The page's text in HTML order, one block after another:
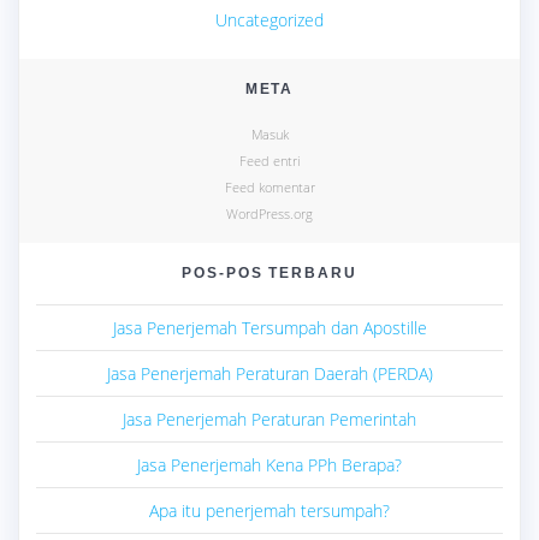
Uncategorized
META
Masuk
Feed entri
Feed komentar
WordPress.org
POS-POS TERBARU
Jasa Penerjemah Tersumpah dan Apostille
Jasa Penerjemah Peraturan Daerah (PERDA)
Jasa Penerjemah Peraturan Pemerintah
Jasa Penerjemah Kena PPh Berapa?
Apa itu penerjemah tersumpah?